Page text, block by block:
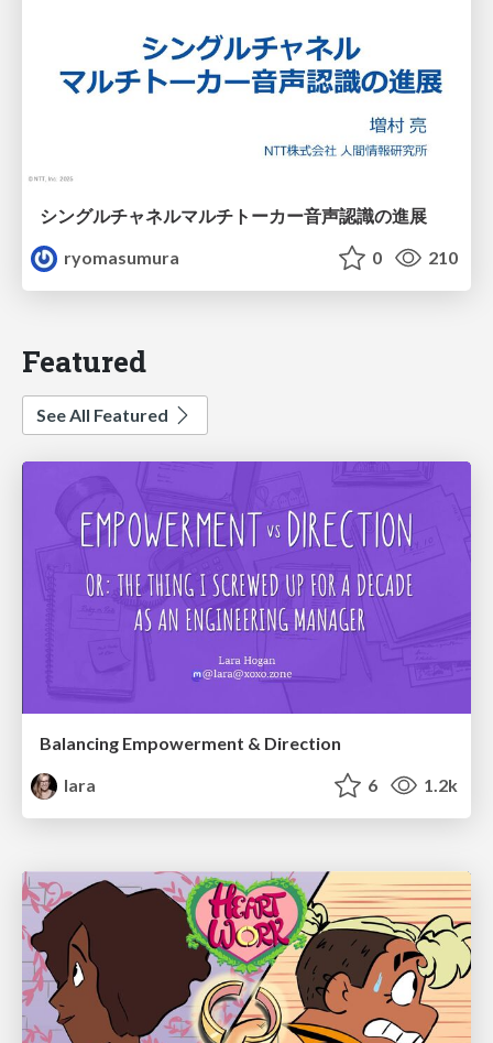
シングルチャネルマルチトーカー音声認識の進展
ryomasumura
0 210
Featured
See All Featured
Balancing Empowerment & Direction
lara
6 1.2k